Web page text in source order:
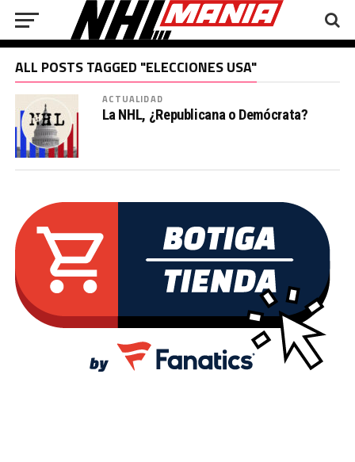
ALL POSTS TAGGED "ELECCIONES USA"
ACTUALIDAD
La NHL, ¿Republicana o Demócrata?